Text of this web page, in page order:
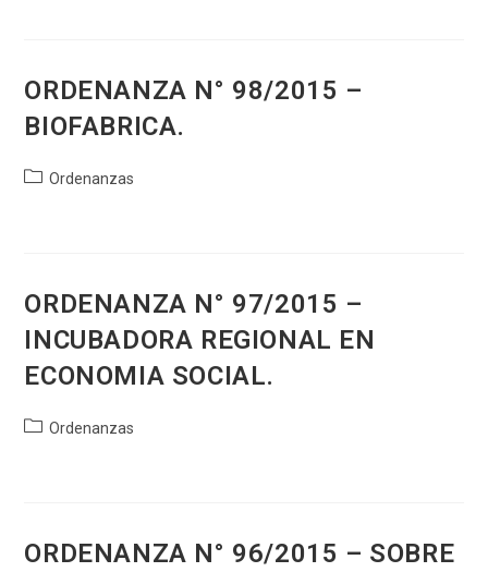
ORDENANZA N° 98/2015 –
BIOFABRICA.
Categoría
Ordenanzas
ORDENANZA N° 97/2015 –
INCUBADORA REGIONAL EN
ECONOMIA SOCIAL.
Categoría
Ordenanzas
ORDENANZA N° 96/2015 – SOBRE